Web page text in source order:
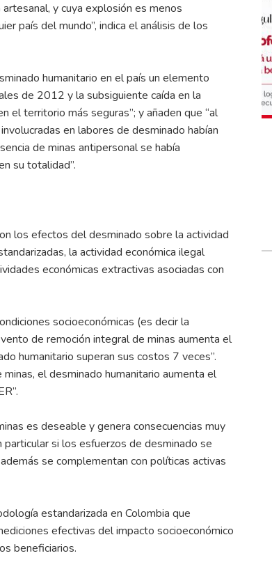
y cuya explosión es menos
país del mundo”, indica el análisis de los
humanitario en el país un elemento
de 2012 y la subsiguiente caída en la
el territorio más seguras”; y añaden que “al
en labores de desminado habían
de minas antipersonal se había
su totalidad”.
los efectos del desminado sobre la actividad
la actividad económica ilegal
económicas extractivas asociadas con
socioeconómicas (es decir la
de remoción integral de minas aumenta el
humanitario superan sus costos 7 veces”.
el desminado humanitario aumenta el
es deseable y genera consecuencias muy
si los esfuerzos de desminado se
se complementan con políticas activas
estandarizada en Colombia que
efectivas del impacto socioeconómico
beneficiarios.